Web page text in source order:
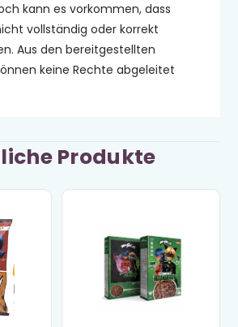
kann es vorkommen, dass
vollständig oder korrekt
Aus den bereitgestellten
keine Rechte abgeleitet
Produkte